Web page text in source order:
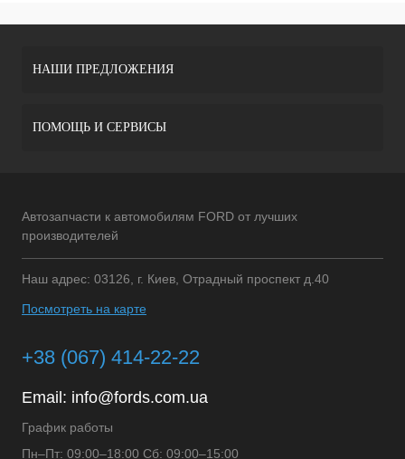
НАШИ ПРЕДЛОЖЕНИЯ
ПОМОЩЬ И СЕРВИСЫ
Автозапчасти к автомобилям FORD от лучших
производителей
Наш адрес: 03126, г. Киев, Отрадный проспект д.40
Посмотреть на карте
+38 (067) 414-22-22
Email: info@fords.com.ua
График работы
Пн–Пт: 09:00–18:00 Сб: 09:00–15:00